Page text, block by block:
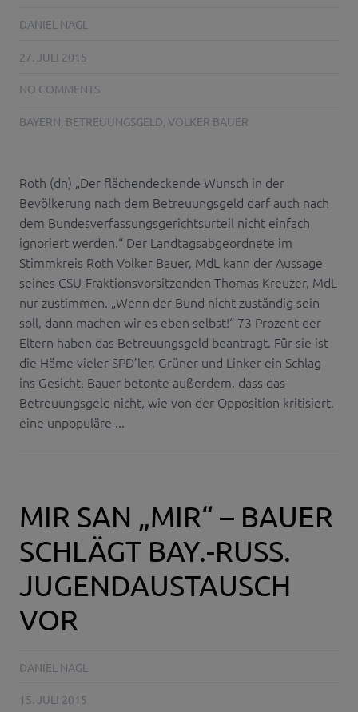
DANIEL NAGL
27. JULI 2015
NO COMMENTS
BAYERN, BETREUUNGSGELD, VOLKER BAUER
Roth (dn) „Der flächendeckende Wunsch in der
Bevölkerung nach dem Betreuungsgeld darf auch nach
dem Bundesverfassungsgerichtsurteil nicht einfach
ignoriert werden.“ Der Landtagsabgeordnete im
Stimmkreis Roth Volker Bauer, MdL kann der Aussage
seines CSU-Fraktionsvorsitzenden Thomas Kreuzer, MdL
nur zustimmen. „Wenn der Bund nicht zuständig sein
soll, dann machen wir es eben selbst!“ 73 Prozent der
Eltern haben das Betreuungsgeld beantragt. Für sie ist
die Häme vieler SPD’ler, Grüner und Linker ein Schlag
ins Gesicht. Bauer betonte außerdem, dass das
Betreuungsgeld nicht, wie von der Opposition kritisiert,
eine unpopuläre ...
MIR SAN „MIR“ – BAUER
SCHLÄGT BAY.-RUSS.
JUGENDAUSTAUSCH
VOR
DANIEL NAGL
15. JULI 2015